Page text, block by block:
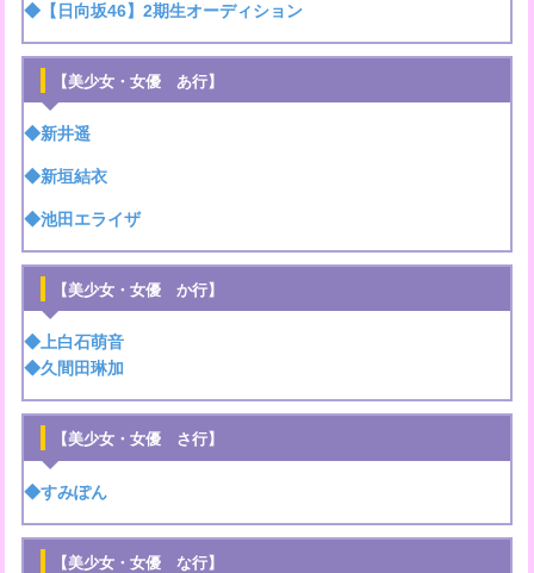
◆【日向坂46】2期生オーディション
【美少女・女優 あ行】
◆新井遥
◆新垣結衣
◆池田エライザ
【美少女・女優 か行】
◆上白石萌音
◆久間田琳加
【美少女・女優 さ行】
◆すみぽん
【美少女・女優 な行】